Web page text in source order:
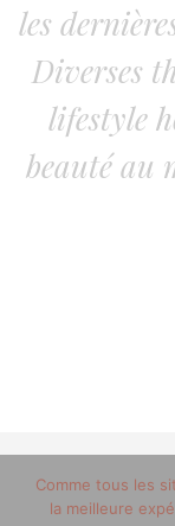
les
Diverses
lifestyle
beauté au
© 2012-2020
Comme tous les
la meilleure